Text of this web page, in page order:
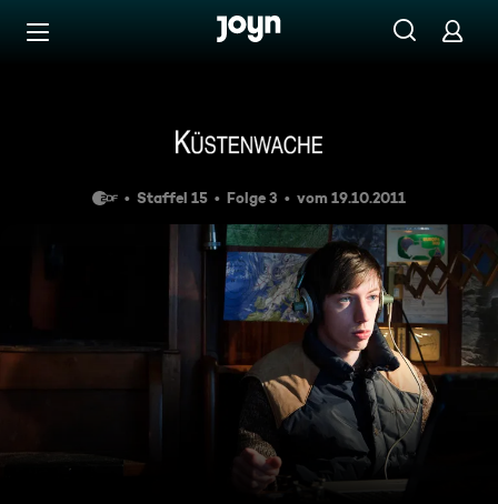
Zum Inhalt springen
Staffel 15 Folge 3 vom 19.10.2011